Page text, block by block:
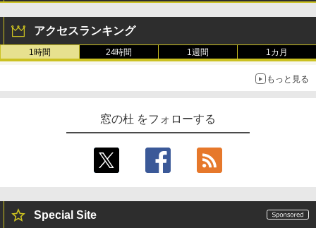
アクセスランキング
1時間 24時間 1週間 1カ月
もっと見る
窓の杜 をフォローする
Special Site